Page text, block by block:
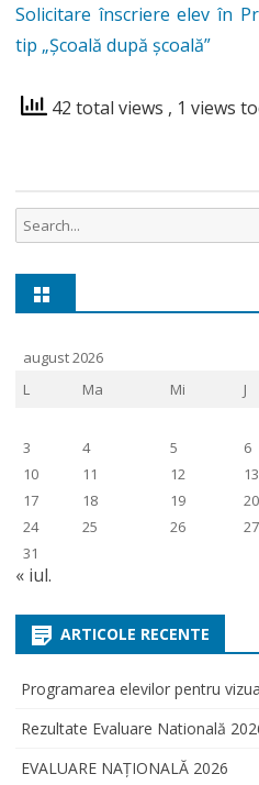
Solicitare înscriere elev în
tip „Școală după școală”
42 total views , 1 views
Search
for:
august 2026
L
Ma Mi J
3
4 5 6
10
11 12 13
17
18 19 20
24
25 26 27
31
« iul.
ARTICOLE RECENTE
Programarea elevilor pentru
Rezultate Evaluare Natională
EVALUARE NAŢIONALĂ 2026